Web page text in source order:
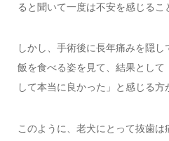
ると聞いて一度は不安を感じるこ
しかし、手術後に長年痛みを隠
飯を食べる姿を見て、結果とし
して本当に良かった」と感じる方
このように、老犬にとって抜歯